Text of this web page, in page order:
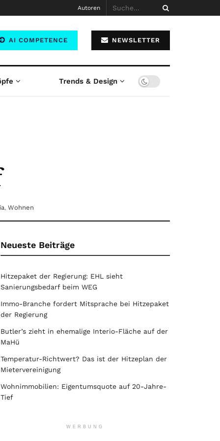
Autoren
AI COMPETENCE NEWSLETTER
Trends & Design
, Wohnen
Neueste Beiträge
Hitzepaket der Regierung: EHL sieht
Sanierungsbedarf beim WEG
Immo-Branche fordert Mitsprache bei Hitzepaket
der Regierung
Butler’s zieht in ehemalige Interio-Fläche auf der
MaHü
Temperatur-Richtwert? Das ist der Hitzeplan der
Mietervereinigung
Wohnimmobilien: Eigentumsquote auf 20-Jahre-
Tief
WERBUNG